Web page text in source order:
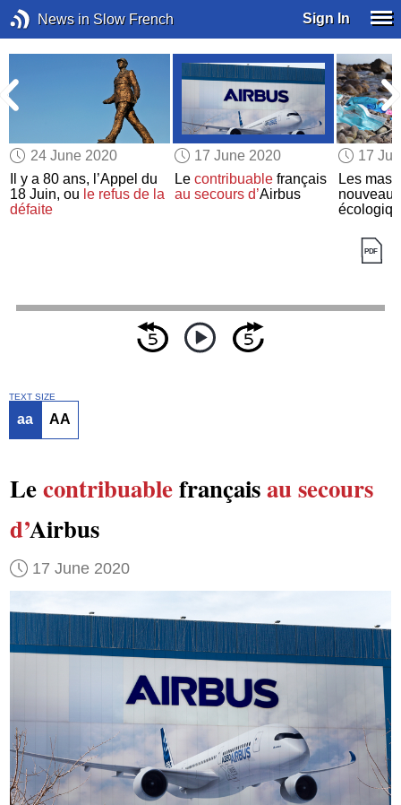
News in Slow French Sign In
24 June 2020
Il y a 80 ans, l’Appel du
18 Juin, ou le refus de la
défaite
17 June 2020
Le contribuablefrançais
au secours d’Airbus
17
Les
nouveau
TEXT SIZE
aa AA
Lecontribuablefrançaisau secours
d’Airbus
17 June 2020